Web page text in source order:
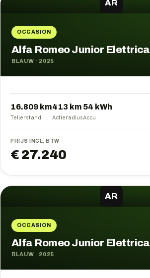
AR
OCCASION
Alfa Romeo Junior Elettrica
BLAUW · 2025
16.809 km
Tellerstand
413 km
Actieradius
54 kWh
Accu
PRIJS INCL. BTW
€ 27.240
AR
OCCASION
Alfa Romeo Junior Elettrica
BLAUW · 2025